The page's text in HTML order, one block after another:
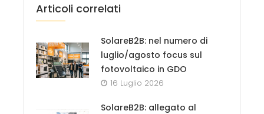
Articoli correlati
SolareB2B: nel numero di
luglio/agosto focus sul
fotovoltaico in GDO
16 Luglio 2026
SolareB2B: allegato al